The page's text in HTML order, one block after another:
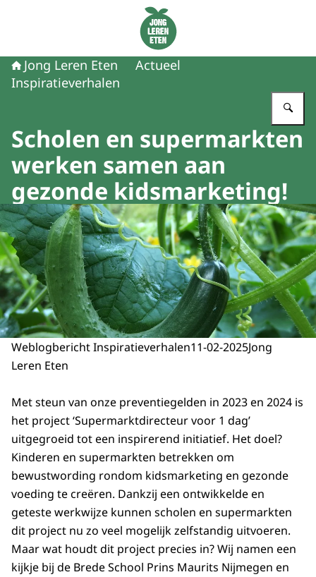
Naar de homepage van Jong Leren Eten
Jong Leren Eten
Actueel
Inspiratieverhalen
Scholen en supermarkten
werken samen aan
gezonde kidsmarketing!
Weblogbericht Inspiratieverhalen11-02-2025Jong
Leren Eten
Met steun van onze preventiegelden in 2023 en 2024 is
het project ‘Supermarktdirecteur voor 1 dag’
uitgegroeid tot een inspirerend initiatief. Het doel?
Kinderen en supermarkten betrekken om
bewustwording rondom kidsmarketing en gezonde
voeding te creëren. Dankzij een ontwikkelde en
geteste werkwijze kunnen scholen en supermarkten
dit project nu zo veel mogelijk zelfstandig uitvoeren.
Maar wat houdt dit project precies in? Wij namen een
kijkje bij de Brede School Prins Maurits Nijmegen en